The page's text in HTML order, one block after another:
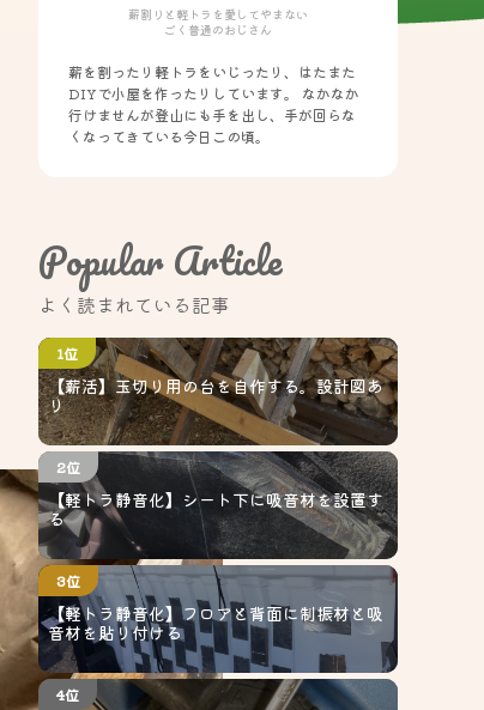
薪割りと軽トラを愛してやまない
ごく普通のおじさん
薪を割ったり軽トラをいじったり、はたまた
DIYで小屋を作ったりしています。 なかなか
行けませんが登山にも手を出し、手が回らな
くなってきている今日この頃。
Popular Article
よく読まれている記事
1位
【薪活】玉切り用の台を自作する。設計図あ
り
2位
【軽トラ静音化】シート下に吸音材を設置す
る
3位
【軽トラ静音化】フロアと背面に制振材と吸
音材を貼り付ける
4位